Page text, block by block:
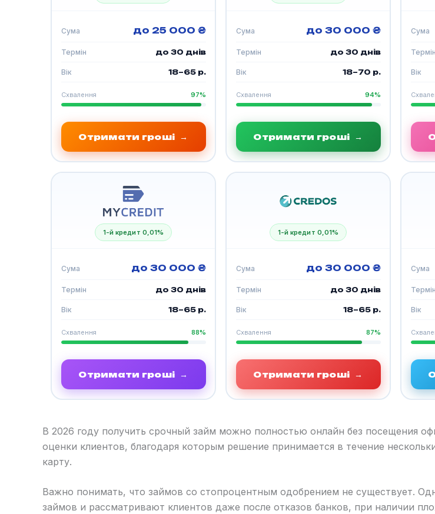
Сума до 25 000 ₴
Термін до 30 днів
Вік 18–65 р.
Схвалення 97%
Отримати гроші →
Сума до 30 000 ₴
Термін до 30 днів
Вік 18–70 р.
Схвалення 94%
Отримати гроші →
Сума
Термін
Вік
1-й кредит 0,01%
Сума до 30 000 ₴
Термін до 30 днів
Вік 18–65 р.
Схвалення 88%
Отримати гроші →
1-й кредит 0,01%
Сума до 30 000 ₴
Термін до 30 днів
Вік 18–65 р.
Схвалення 87%
Отримати гроші →
Сума
Термін
Вік
В 2026 году получить срочный займ можно полностью онлайн без посещения
оценки клиентов, благодаря которым решение принимается в течение
карту.
Важно понимать, что займов со стопроцентным одобрением не существует.
займов и рассматривают клиентов даже после отказов банков, при наличии